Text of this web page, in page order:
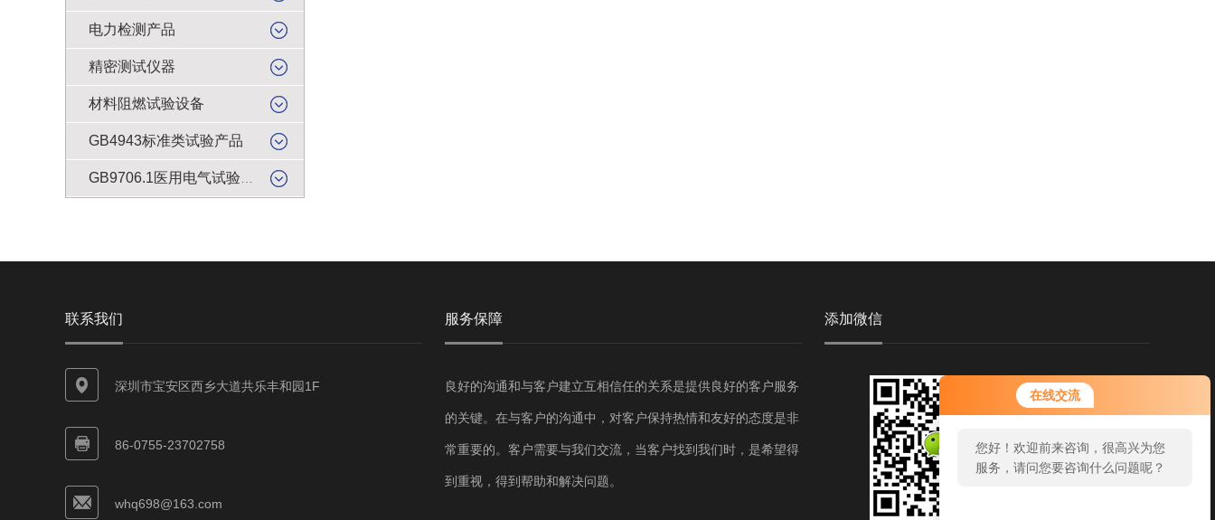
在线交流
您好！欢迎前来咨询，很高兴为您
服务，请问您要咨询什么问题呢？
您好，看您停留很久了，是否找到
了需求产品，您可以直接在线与我
电力检测产品
精密测试仪器
材料阻燃试验设备
GB4943标准类试验产品
联系我们
深圳市宝安区西乡大道共乐丰和园1F
86-0755-23702758
whq698@163.com
服务保障
良好的沟通和与客户建立互相信任的关系是提供良好的客户服务
的关键。在与客户的沟通中，对客户保持热情和友好的态度是非
常重要的。客户需要与我们交流，当客户找到我们时，是希望得
到重视，得到帮助和解决问题。
添加微信